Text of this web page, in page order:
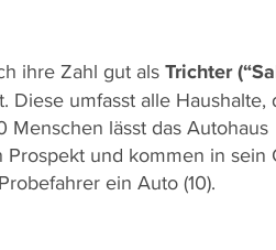
ihre Zahl gut als Trichter
Diese umfasst alle Haushalte,
Menschen lässt das Autohaus
und kommen in sein
ein Auto (10).